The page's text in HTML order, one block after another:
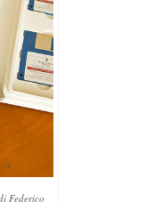
Federico